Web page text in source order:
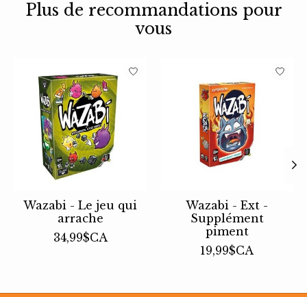
Plus de recommandations pour
vous
Articles du carrousel de produits
Wazabi - Le jeu qui
arrache
34,99$CA
Wazabi - Ext -
Supplément
piment
19,99$CA